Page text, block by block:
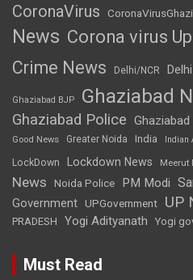
CoronaVirus
News Corona virus
Crime News Delhi/NCR
Ghaziabad BJP Ghaziabad
Ghaziabad Police
Good News Greater Noida India Indian
LockDown Lockdown News Meerut
News
Noida Police PM Modi
Government UPGovernment UP
PRADESH
Yogi Adityanath Yogi
Must Read